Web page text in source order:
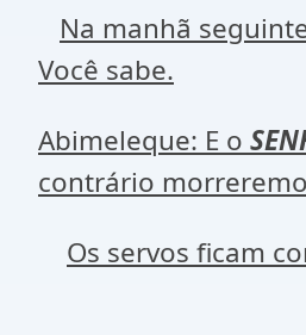
Na manhã
Você sabe.
Abimeleque: E o
contrário
Os servos ficam